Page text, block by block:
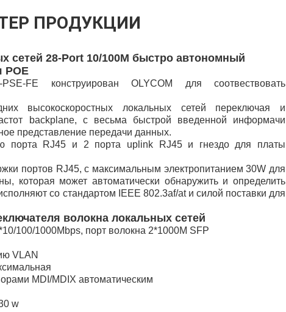
ПРОДУКЦИИ
сетей 28-Port 10/100M быстро автономный
POE
FE конструирован OLYCOM для соотвествовать
высокоскоростных локальных сетей переключая и
backplane, с весьма быстрой введенной информачи
представление передачи данных.
порта RJ45 и 2 порта uplink RJ45 и гнездо для платы
портов RJ45, с максимальным электропитанием 30W для
которая может автоматически обнаружить и определить
со стандартом IEEE 802.3af/at и силой поставки для
волокна локальных сетей
100/1000Mbps, порт волокна 2*1000M SFP
VLAN
MDI/MDIX автоматическим
w